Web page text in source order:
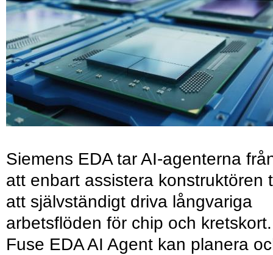
Siemens EDA tar AI-agenterna
att enbart assistera konstruktören
att självständigt driva långvariga
arbetsflöden för chip och kretskort.
Fuse EDA AI Agent kan planera